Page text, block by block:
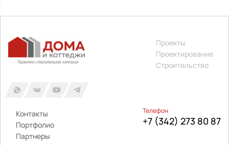
Проекты
Проектирование
Строительство
Контакты
Портфолио
Партнеры
Телефон
+7 (342) 273 80 87